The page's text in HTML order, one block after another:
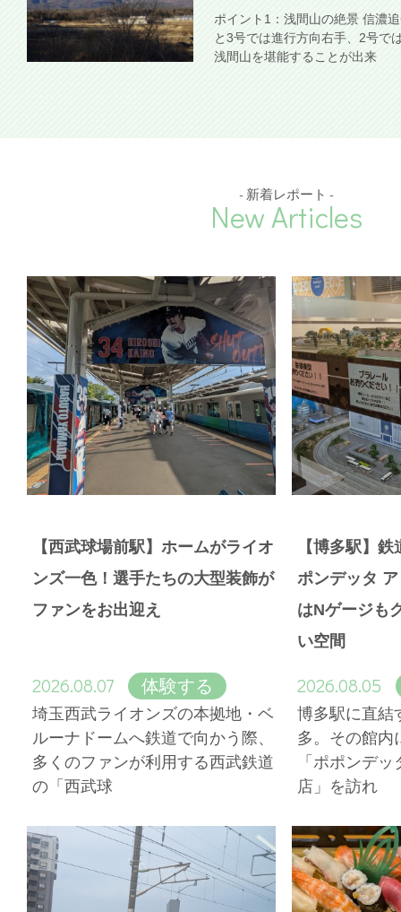
ポイント1：浅間山の絶景 信濃
と3号では進行方向右手、2号で
浅間山を堪能することが出来
- 新着レポート -
New Articles
【西武球場前駅】ホームがライオ
ンズ一色！選手たちの大型装飾が
ファンをお出迎え
2026.08.07 体験する
埼玉西武ライオンズの本拠地・ベ
ルーナドームへ鉄道で向かう際、
多くのファンが利用する西武鉄道
の「西武球
【博多駅】
ポンデッタ
はNゲージも
い空間
2026.08.05
博多駅に直結
多。その館内
「ポポンデ
店」を訪れ